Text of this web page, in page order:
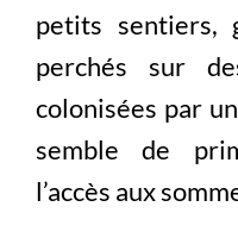
petits sentiers,
perchés sur
colonisées par
semble de
l’accès aux